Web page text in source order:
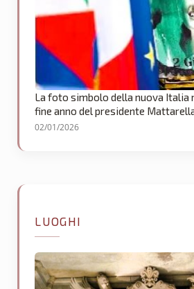
La foto simbolo della nuova Italia
fine anno del presidente
02/01/2026
LUOGHI